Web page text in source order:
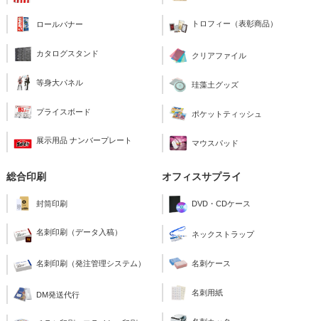
ロールバナー
カタログスタンド
等身大パネル
プライスボード
展示用品 ナンバープレート
トロフィー（表彰商品）
クリアファイル
珪藻土グッズ
ポケットティッシュ
マウスパッド
総合印刷
封筒印刷
名刺印刷（データ入稿）
名刺印刷（発注管理システム）
DM発送代行
オフィスサプライ
DVD・CDケース
ネックストラップ
名刺ケース
名刺用紙